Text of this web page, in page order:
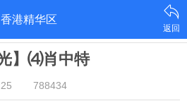
香港精华区
返回
】⑷肖中特
788434